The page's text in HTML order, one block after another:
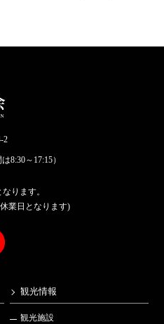
2
8:30～17:15）
ります。
業日となります)
観光情報
観光施設